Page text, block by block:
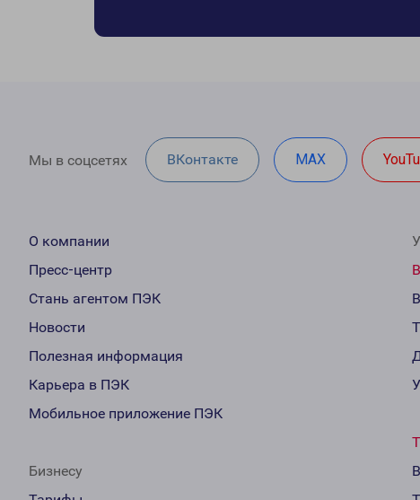
Мы в соцсетях ВКонтакте MAX
О компании
Пресс-центр
Стань агентом ПЭК
Новости
Полезная информация
Карьера в ПЭК
Мобильное приложение ПЭК
Бизнесу